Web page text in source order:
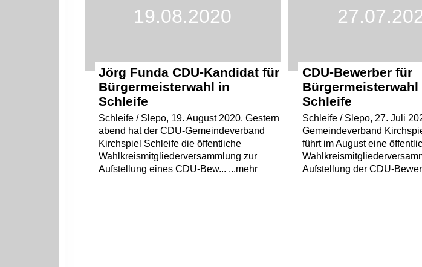
19.08.2020
Jörg Funda CDU-Kandidat für
Bürgermeisterwahl in
Schleife
Schleife / Slepo, 19. August 2020. Gestern
abend hat der CDU-Gemeindeverband
Kirchspiel Schleife die öffentliche
Wahlkreismitgliederversammlung zur
Aufstellung eines CDU-Bew... ...mehr
CDU-Bewerber für
Bürgermeisterwahl
Schleife
Schleife / Slepo, 27. Juli
Gemeindeverband
führt im August eine
Aufstellung der CDU-